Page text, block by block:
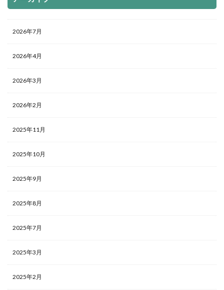
2026年7月
2026年4月
2026年3月
2026年2月
2025年11月
2025年10月
2025年9月
2025年8月
2025年7月
2025年3月
2025年2月